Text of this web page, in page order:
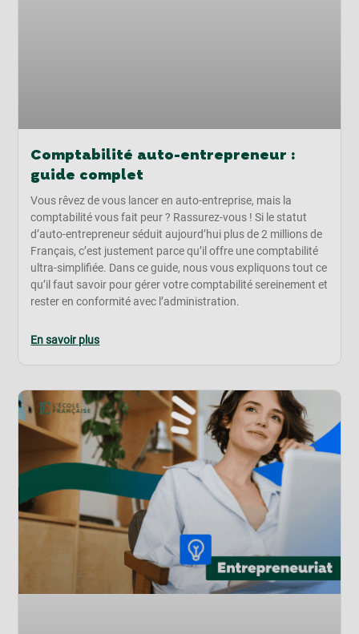
Comptabilité auto-entrepreneur :
guide complet
Vous rêvez de vous lancer en auto-entreprise, mais la
comptabilité vous fait peur ? Rassurez-vous ! Si le statut
d’auto-entrepreneur séduit aujourd’hui plus de 2 millions de
Français, c’est justement parce qu’il offre une comptabilité
ultra-simplifiée. Dans ce guide, nous vous expliquons tout ce
qu’il faut savoir pour gérer votre comptabilité sereinement et
rester en conformité avec l’administration.
En savoir plus